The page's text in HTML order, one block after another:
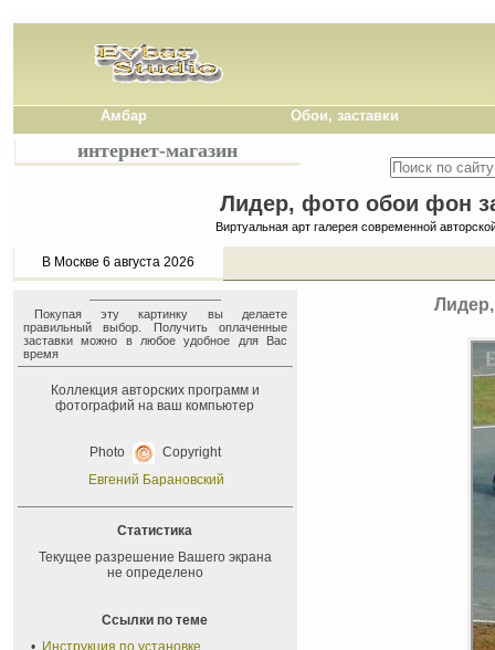
Амбар Обои, заставки
интернет-магазин
Лидер, фото обои фон
Виртуальная арт галерея современной
В Москве 6 августа 2026
Покупая эту картинку вы делаете
правильный выбор. Получить оплаченные
заставки можно в любое удобное для Вас
время
Коллекция авторских программ и
фотографий на ваш компьютер
Photo
Copyright
Евгений Барановский
Статистика
Текущее разрешение Вашего экрана
не определено
Ссылки по теме
• Инструкция по установке